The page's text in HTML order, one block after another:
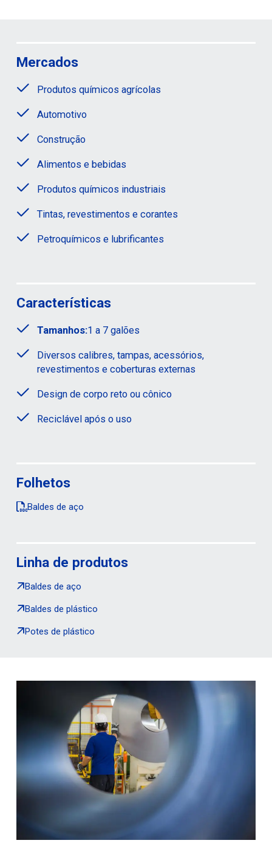
Mercados
Produtos químicos agrícolas
Automotivo
Construção
Alimentos e bebidas
Produtos químicos industriais
Tintas, revestimentos e corantes
Petroquímicos e lubrificantes
Características
Tamanhos:1 a 7 galões
Diversos calibres, tampas, acessórios,
revestimentos e coberturas externas
Design de corpo reto ou cônico
Reciclável após o uso
Folhetos
Baldes de aço
Linha de produtos
Baldes de aço
Baldes de plástico
Potes de plástico